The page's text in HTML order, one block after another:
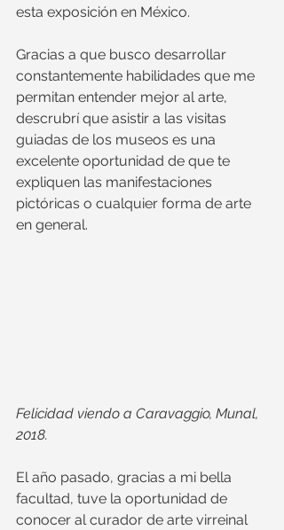
esta exposición en México.
Gracias a que busco desarrollar
constantemente habilidades que me
permitan entender mejor al arte,
descrubrí que asistir a las visitas
guiadas de los museos es una
excelente oportunidad de que te
expliquen las manifestaciones
pictóricas o cualquier forma de arte
en general.
Felicidad viendo a Caravaggio, Munal,
2018.
El año pasado, gracias a mi bella
facultad, tuve la oportunidad de
conocer al curador de arte virreinal